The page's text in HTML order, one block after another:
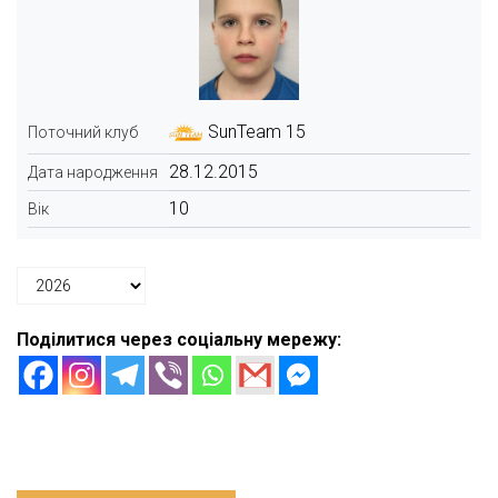
Поточний клуб SunTeam 15
Дата народження 28.12.2015
Вік 10
Поділитися через соціальну мережу: